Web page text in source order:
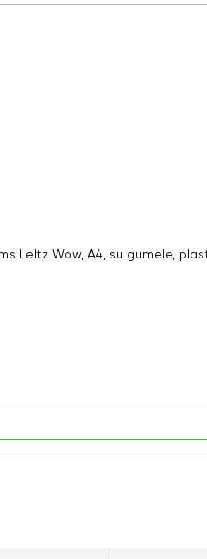
LeItz Wow, A4, su gumele,